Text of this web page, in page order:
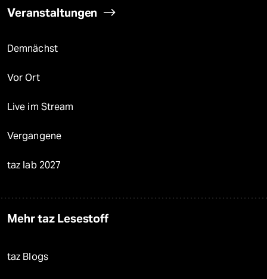
Veranstaltungen
Demnächst
Vor Ort
Live im Stream
Vergangene
taz lab 2027
Mehr taz Lesestoff
taz Blogs